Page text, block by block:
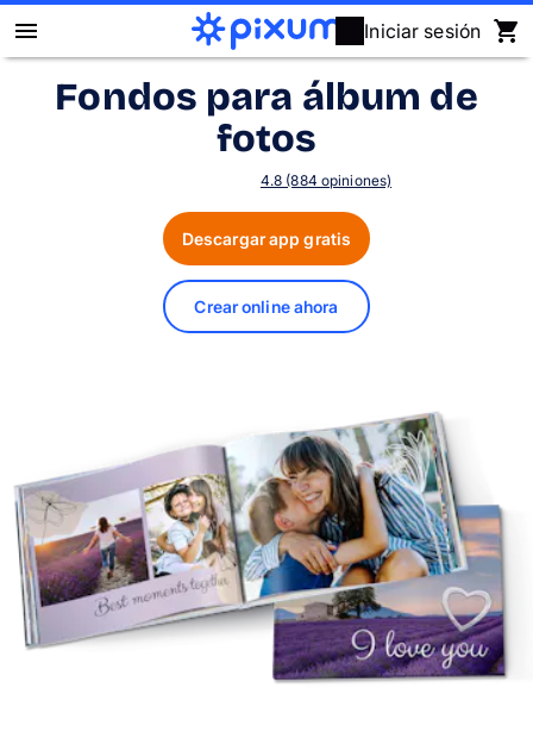
Iniciar sesión
Álbum Digital Pixum
Fundas
Tarjetas
Inspiración
Fondos para álbum de
fotos
4.8 (884 opiniones)
Descargar app gratis
Crear online ahora